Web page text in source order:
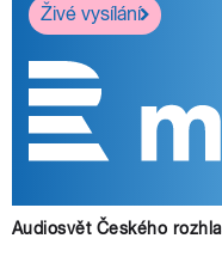
Živé vysílání
Audiosvět Českého